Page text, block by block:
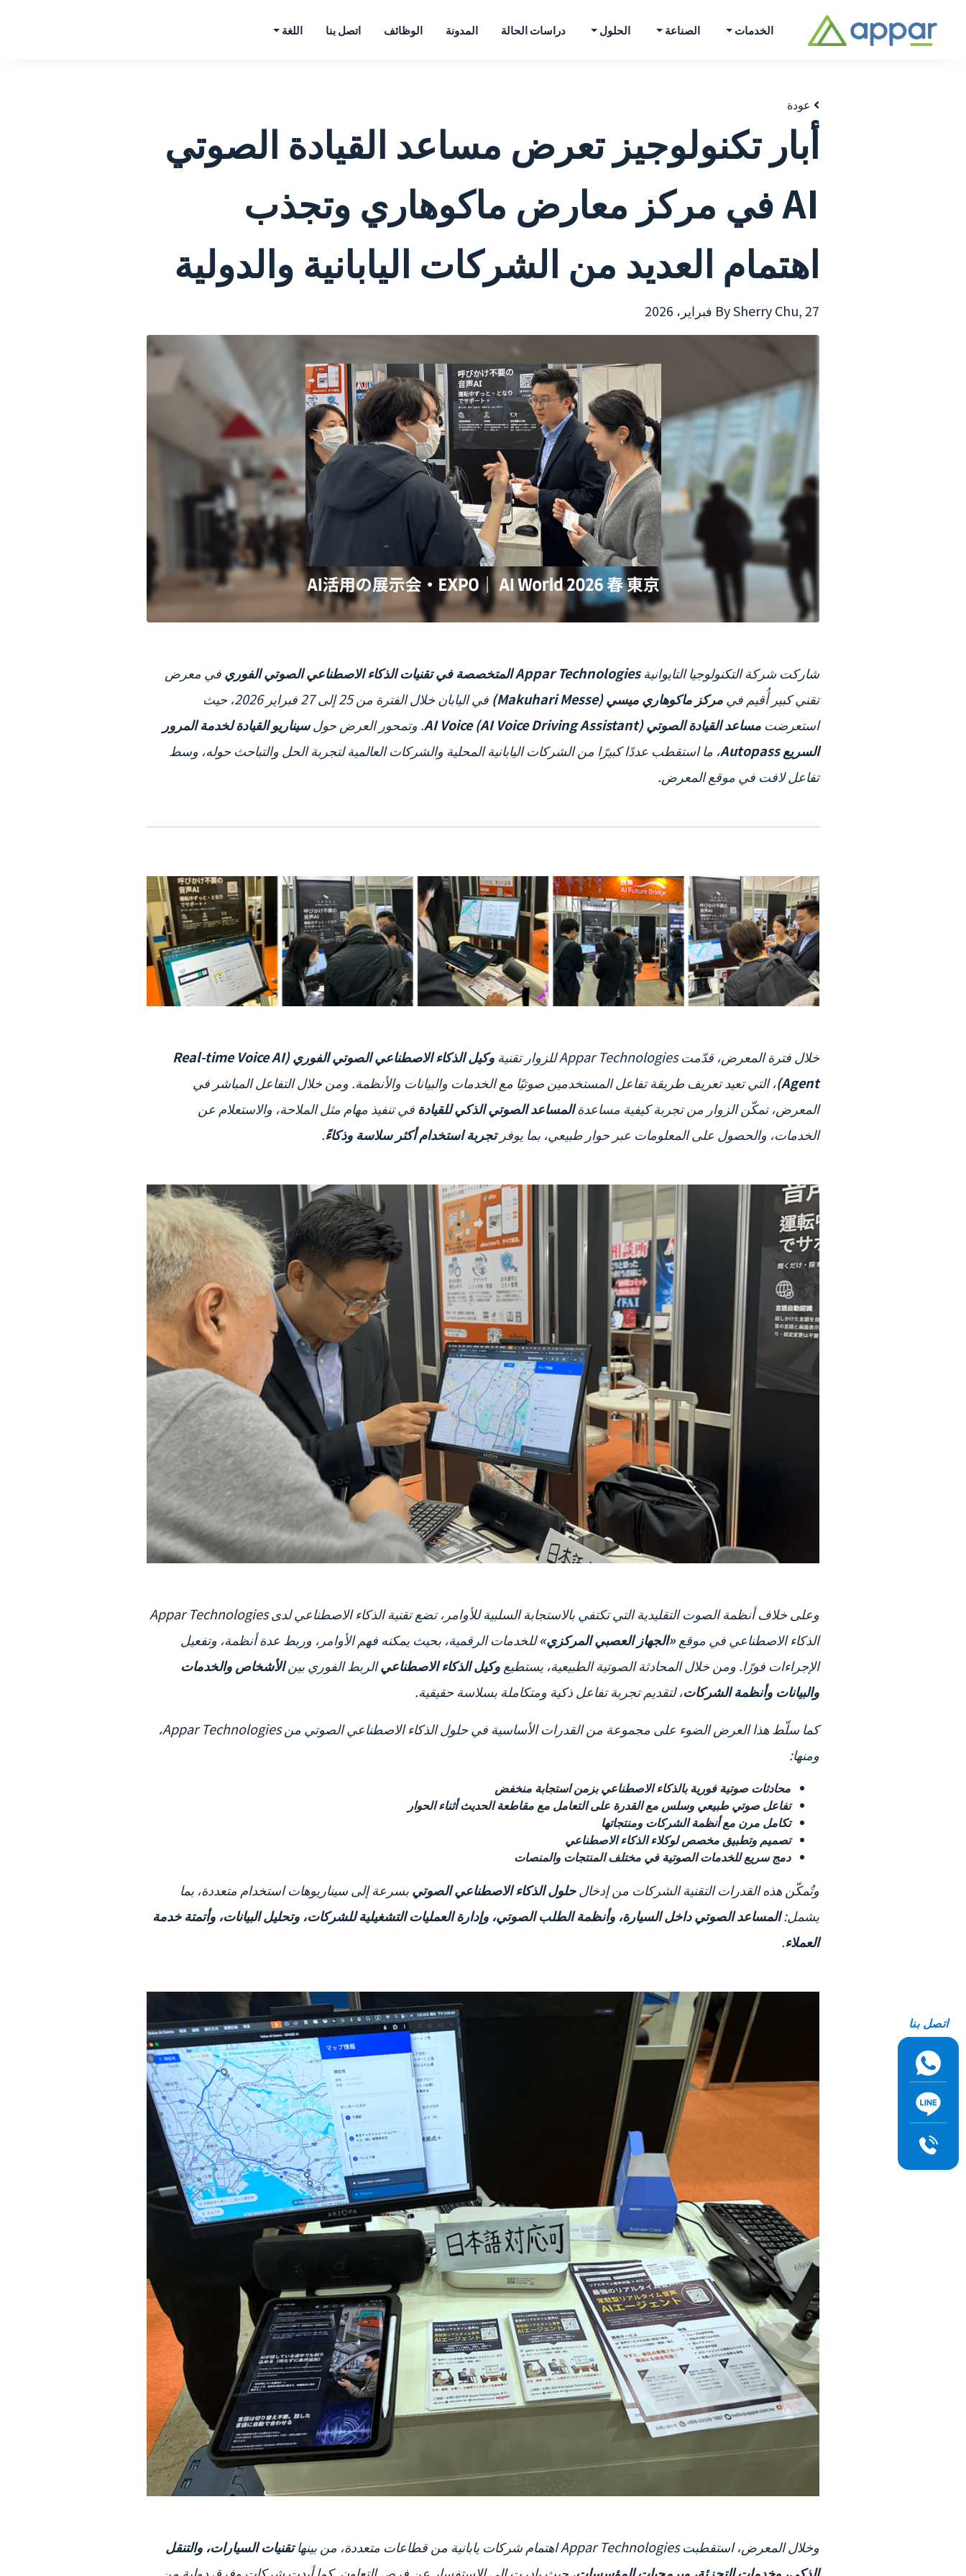
الخدمات الصناعة الحلول دراسات الحالة المدونة الوظائف اتصل بنا اللغة
عودة
أبار تكنولوجيز تعرض مساعد القيادة الصوتي
AI في مركز معارض ماكوهاري وتجذب
اهتمام العديد من الشركات اليابانية والدولية
By Sherry Chu, 27 فبراير، 2026
شاركت شركة التكنولوجيا التايوانية Appar Technologiesالمتخصصة في تقنيات الذكاء الاصطناعي الصوتي الفوريفي معرض
تقني كبير أُقيم فيمركز ماكوهاري ميسي (Makuhari Messe)
في اليابان خلال الفترة من 25 إلى 27 فبراير 2026، حيث
استعرضت مساعد القيادة الصوتي AI Voice (AI Voice Driving Assistant) . وتمحور العرض حولسيناريو القيادة لخدمة المرور
السريع Autopass
، ما استقطب عددًا كبيرًا من الشركات اليابانية المحلية والشركات العالمية لتجربة الحل والتباحث حوله، وسط
تفاعل لافت في موقع المعرض.
خلال فترة المعرض، قدّمت Appar Technologies للزوار تقنية
وكيل الذكاء الاصطناعي الصوتي الفوري (Real-time Voice AI
Agent) ، التي تعيد تعريف طريقة تفاعل المستخدمين صوتيًا مع الخدمات والبيانات والأنظمة. ومن خلال التفاعل المباشر في
المعرض، تمكّن الزوار من تجربة كيفية مساعدةالمساعد الصوتي الذكي للقيادةفي تنفيذ مهام مثل الملاحة، والاستعلام عن
الخدمات، والحصول على المعلومات عبر حوار طبيعي، بما يوفرتجربة استخدام أكثر سلاسة وذكاءً.
وعلى خلاف أنظمة الصوت التقليدية التي تكتفي بالاستجابة السلبية للأوامر، تضع تقنية الذكاء الاصطناعي لدى Appar Technologies
الذكاء الاصطناعي في موقع«الجهاز العصبي المركزي»للخدمات الرقمية، بحيث يمكنه فهم الأوامر، وربط عدة أنظمة، وتفعيل
الإجراءات فورًا. ومن خلال المحادثة الصوتية الطبيعية، يستطيعوكيل الذكاء الاصطناعيالربط الفوري بينالأشخاص والخدمات
والبيانات وأنظمة الشركات، لتقديم تجربة تفاعل ذكية ومتكاملة بسلاسة حقيقية.
كما سلّط هذا العرض الضوء على مجموعة من القدرات الأساسية في حلول الذكاء الاصطناعي الصوتي من Appar Technologies،
ومنها:
محادثات صوتية فورية بالذكاء الاصطناعي بزمن استجابة منخفض
تفاعل صوتي طبيعي وسلس مع القدرة على التعامل مع مقاطعة الحديث أثناء الحوار
تكامل مرن مع أنظمة الشركات ومنتجاتها
تصميم وتطبيق مخصص لوكلاء الذكاء الاصطناعي
دمج سريع للخدمات الصوتية في مختلف المنتجات والمنصات
وتُمكّن هذه القدرات التقنية الشركات من إدخالحلول الذكاء الاصطناعي الصوتيبسرعة إلى سيناريوهات استخدام متعددة، بما
يشمل:المساعد الصوتي داخل السيارة، وأنظمة الطلب الصوتي، وإدارة العمليات التشغيلية للشركات، وتحليل البيانات، وأتمتة خدمة
العملاء.
وخلال المعرض، استقطبت Appar Technologies اهتمام شركات يابانية من قطاعات متعددة، من بينها
تقنيات السيارات، والتنقل
اتصل بنا